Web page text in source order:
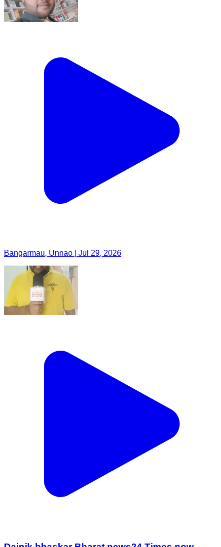
Bangarmau, Unnao | Jul 29, 2026